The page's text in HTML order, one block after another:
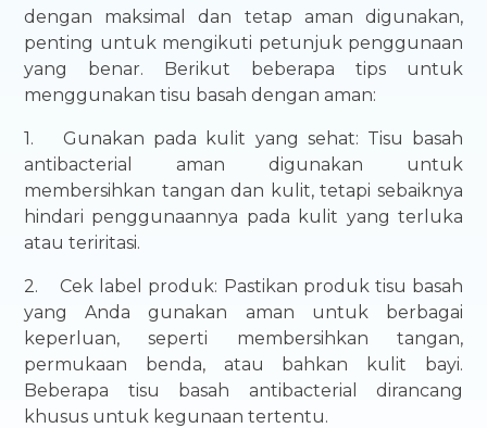
dengan maksimal dan tetap aman digunakan,
penting untuk mengikuti petunjuk penggunaan
yang benar. Berikut beberapa tips untuk
menggunakan tisu basah dengan aman:
1.
Gunakan pada kulit yang sehat: Tisu basah
antibacterial aman digunakan untuk
membersihkan tangan dan kulit, tetapi sebaiknya
hindari penggunaannya pada kulit yang terluka
atau teriritasi.
2.
Cek label produk: Pastikan produk tisu basah
yang Anda gunakan aman untuk berbagai
keperluan, seperti membersihkan tangan,
permukaan benda, atau bahkan kulit bayi.
Beberapa tisu basah antibacterial dirancang
khusus untuk kegunaan tertentu.